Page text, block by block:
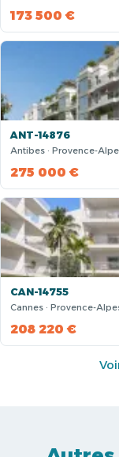
173 500 €
ANT-14876
Antibes · Provence-
275 000 €
CAN-14755
Cannes · Provence-
208 220 €